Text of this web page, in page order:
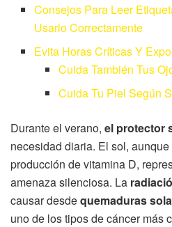
Consejos Para Leer
Usarlo Correctamente
Evita Horas Críticas Y
Cuida También Tus
Cuida Tu Piel Según
Durante el verano, el protector
necesidad diaria. El sol,
producción de vitamina D,
amenaza silenciosa. La
causar desdequemaduras
uno de los tipos de cáncer más